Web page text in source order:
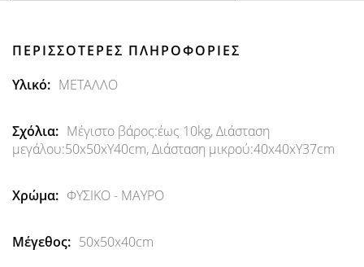
ΠΕΡΙΣΣΌΤΕΡΕΣ ΠΛΗΡΟΦΟΡΊΕΣ
ΠερισσότερεςΜΕΤΑΛΛΟ
Μέγιστο βάρος:έως 10kg, Διάσταση
μεγάλου:50x50xΥ40cm, Διάσταση μικρού:40x40xΥ37cm
ΦΥΣΙΚΟ - ΜΑΥΡΟ
50x50x40cm